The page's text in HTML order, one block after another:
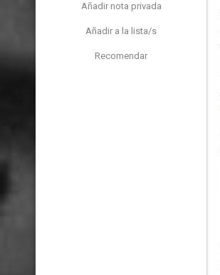
Añadir nota privada
Añadir a la lista/s
Recomendar